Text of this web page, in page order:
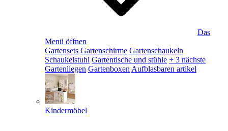
Das
Menü öffnen
Gartensets Gartenschirme Gartenschaukeln
Schaukelstuhl Gartentische und stühle + 3 nächste
Gartenliegen Gartenboxen Aufblasbaren artikel
Kindermöbel